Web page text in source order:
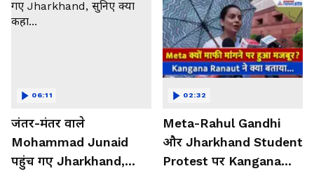
जंतर-मंतर वाले
Mohammad Junaid
पहुंच गए Jharkhand,
06:11
Meta-Rahul Gandhi
और Jharkhand Student
Protest पर Kangana
02:32